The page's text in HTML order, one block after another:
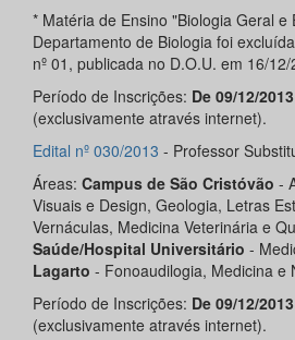
* Matéria de Ensino "Biologia Geral e
Departamento de Biologia foi
nº 01, publicada no D.O.U. em 16/12/
Período de Inscrições: De 09/12/
(exclusivamente através internet).
Edital nº 030/2013 - Professor
Áreas: Campus de São Cristóvão -
Visuais e Design, Geologia, Letras
Vernáculas, Medicina Veterinária e
Saúde/Hospital Universitário -
Lagarto - Fonoaudilogia, Medicina e
Período de Inscrições: De 09/12/
(exclusivamente através internet).